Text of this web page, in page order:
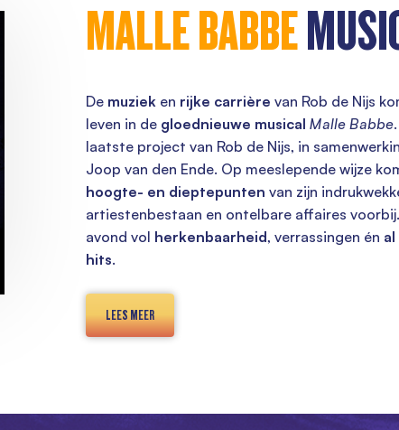
MALLE BABBE
De muzieken rijke carrière van Rob de Nijs
leven in de gloednieuwe musical Malle Babbe
laatste project van Rob de Nijs, in
Joop van den Ende. Op meeslepende wijze
hoogte- en dieptepunten van zijn
artiestenbestaan en ontelbare affaires
avond vol herkenbaarheid, verrassingen én
hits.
LEES MEER